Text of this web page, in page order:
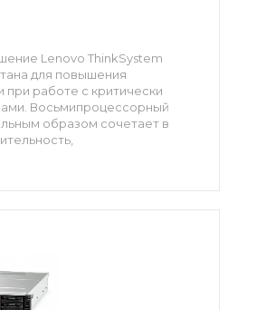
Lenovo ThinkSystem
для повышения
при работе с критически
Восьмипроцессорный
образом сочетает в